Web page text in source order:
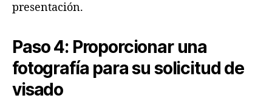
presentación.
Paso 4: Proporcionar una
fotografía para su solicitud de
visado